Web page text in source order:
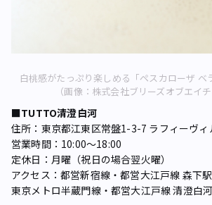
白桃感がたっぷり楽しめる「ペスカローザ ベ
（画像：株式会社ブリーズオブエイチ
■TUTTO清澄白河
住所：東京都江東区常盤1-3-7 ラフィーヴィ
営業時間：10:00～18:00
定休日：月曜（祝日の場合翌火曜）
アクセス：都営新宿線・都営大江戸線 森下
東京メトロ半蔵門線・都営大江戸線 清澄白